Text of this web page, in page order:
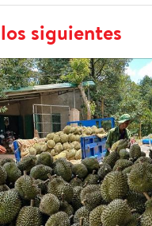
siguientes